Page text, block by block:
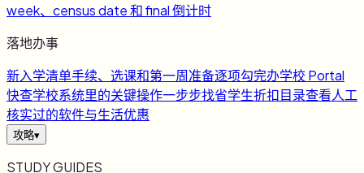
week、census date 和 final 倒计时
落地办事
新入学清单手续、选课和第一周准备逐项勾完办学校 Portal
快查学校系统里的关键操作一步步找省学生折扣目录查看人工
核实过的软件与生活优惠
攻略▾
STUDY GUIDES